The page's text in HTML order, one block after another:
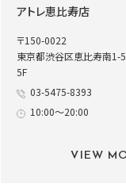
アトレ恵比寿店
〒150-0022
東京都渋谷区恵比寿南1-
5F
03-5475-8393
10:00～20:00
VIEW